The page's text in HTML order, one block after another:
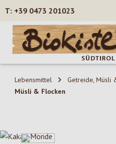
Zum Hauptinhalt springen
+39 0473 201023
Lebensmittel
Getreide, Müsli
Müsli & Flocken
Bildergalerie überspringen